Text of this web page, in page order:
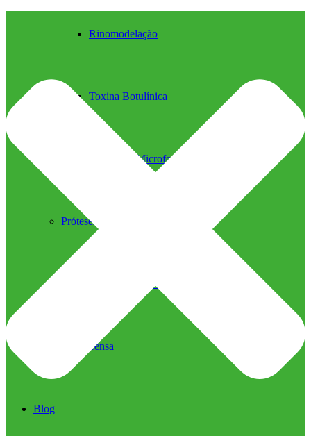
Rinomodelação
Toxina Botulínica
Ultrassom Microfocado
Próteses Faciais
Segurança na Harmonização
Imprensa
Blog